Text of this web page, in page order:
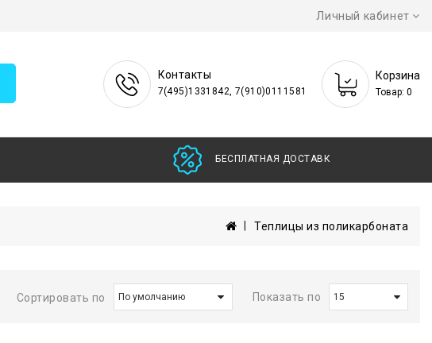
Личный кабинет
Контакты
7(495)1331842, 7(910)0111581
Корзина
Товар: 0
БЕСПЛАТНАЯ ДОСТАВКА
Теплицы из поликарбоната
Сортировать по Показать по